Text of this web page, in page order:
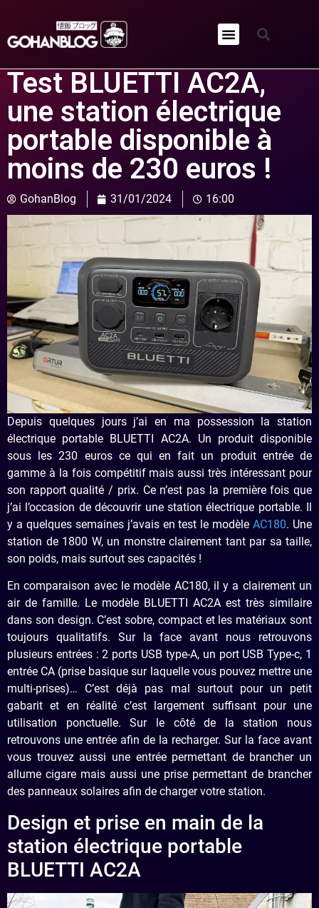
Test BLUETTI AC2A,
une station électrique
portable disponible à
moins de 230 euros !
GohanBlog 31/01/2024 16:00
Depuis quelques jours j’ai en ma possession la station
électrique portable BLUETTI AC2A. Un produit disponible
sous les 230 euros ce qui en fait un produit entrée de
gamme à la fois compétitif mais aussi très intéressant pour
son rapport qualité / prix. Ce n’est pas la première fois que
j’ai l’occasion de découvrir une station électrique portable. Il
y a quelques semaines j’avais en test le modèleAC180. Une
station de 1800 W, un monstre clairement tant par sa taille,
son poids, mais surtout ses capacités !
En comparaison avec le modèle AC180, il y a clairement un
air de famille. Le modèle BLUETTI AC2A est très similaire
dans son design. C’est sobre, compact et les matériaux sont
toujours qualitatifs. Sur la face avant nous retrouvons
plusieurs entrées : 2 ports USB type-A, un port USB Type-c, 1
entrée CA (prise basique sur laquelle vous pouvez mettre une
multi-prises)… C’est déjà pas mal surtout pour un petit
gabarit et en réalité c’est largement suffisant pour une
utilisation ponctuelle. Sur le côté de la station nous
retrouvons une entrée afin de la recharger. Sur la face avant
vous trouvez aussi une entrée permettant de brancher un
allume cigare mais aussi une prise permettant de brancher
des panneaux solaires afin de charger votre station.
Design et prise en main de la
station électrique portable
BLUETTI AC2A